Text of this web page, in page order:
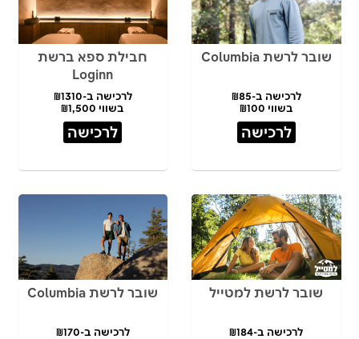
שובר לרשת Columbia
לרכישה ב-₪85
בשווי ₪100
לרכישה
חבילת ספא ברשת
Loginn
לרכישה ב-₪1310
בשווי ₪1,500
לרכישה
שובר לרשת למטייל
לרכישה ב-₪184
שובר לרשת Columbia
לרכישה ב-₪170